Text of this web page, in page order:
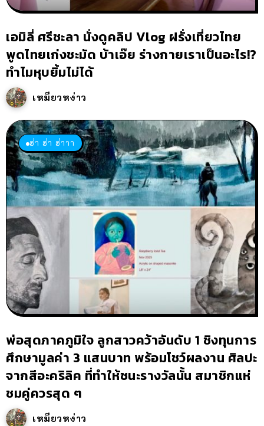
เอมิลี่ ศรีชะลา นั่งดูคลิป Vlog ฝรั่งเที่ยวไทย
พูดไทยเก่งชะมัด บ้าเอ๊ย ร่างกายเราเป็นอะไร!?
ทำไมหุบยิ้มไม่ได้
เหมียวหง่าว
ฮ่า ฮ่า ฮ่าาา
พ่อสุดภาคภูมิใจ ลูกสาวคว้าอันดับ 1 ชิงทุนการ
ศึกษามูลค่า 3 แสนบาท พร้อมโชว์ผลงาน ศิลปะ
จากสีอะคริลิค ที่ทำให้ชนะรางวัลนั้น สมาชิกแห่
ชมคู่ควรสุด ๆ
เหมียวหง่าว